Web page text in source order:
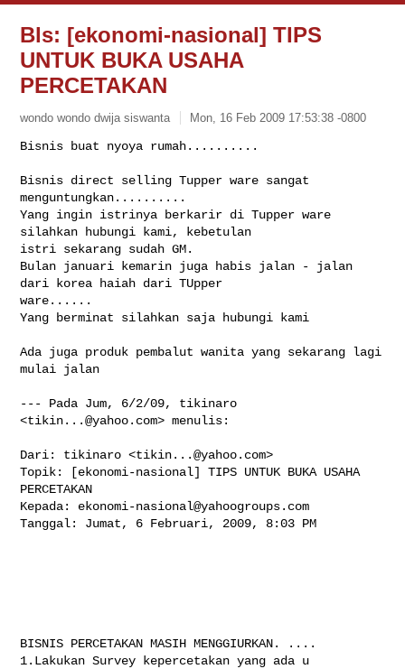
Bls: [ekonomi-nasional] TIPS
UNTUK BUKA USAHA
PERCETAKAN
wondo wondo dwija siswanta Mon, 16 Feb 2009 17:53:38 -0800
Bisnis buat nyoya rumah..........
Bisnis direct selling Tupper ware sangat
menguntungkan..........
Yang ingin istrinya berkarir di Tupper ware
silahkan hubungi kami, kebetulan
istri sekarang sudah GM.
Bulan januari kemarin juga habis jalan - jalan
dari korea haiah dari TUpper
ware......
Yang berminat silahkan saja hubungi kami
Ada juga produk pembalut wanita yang sekarang lagi
mulai jalan
--- Pada Jum, 6/2/09, tikinaro
<tikin...@yahoo.com> menulis:
Dari: tikinaro <tikin...@yahoo.com>
Topik: [ekonomi-nasional] TIPS UNTUK BUKA USAHA
PERCETAKAN
Kepada: ekonomi-nasional@yahoogroups.com
Tanggal: Jumat, 6 Februari, 2009, 8:03 PM
BISNIS PERCETAKAN MASIH MENGGIURKAN. ....
1.Lakukan Survey kepercetakan yang ada u